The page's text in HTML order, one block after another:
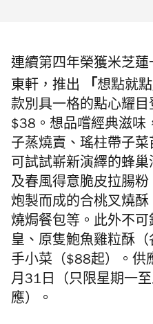
連續第四年榮獲米芝
東軒，推出
「 想點就
款別具一格的點心耀
$38 。想品嚐經典滋
子蒸燒賣、瑤柱帶子菜
可試試嶄新演繹的蜂
及春風得意脆皮拉腸
炮製而成的合桃叉燒
燒焗餐包等。此外不
皇、原隻鮑魚雞粒酥
手小菜（$88起）。 供
月31日（只限星期一至
應）。